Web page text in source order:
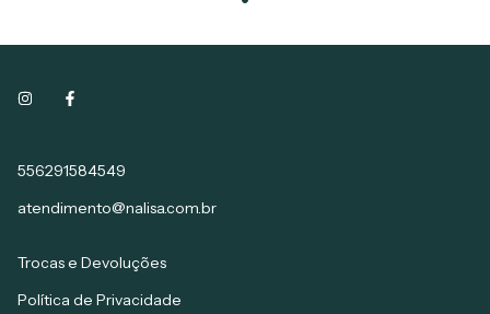
556291584549
atendimento@nalisa.com.br
Trocas e Devoluções
Política de Privacidade